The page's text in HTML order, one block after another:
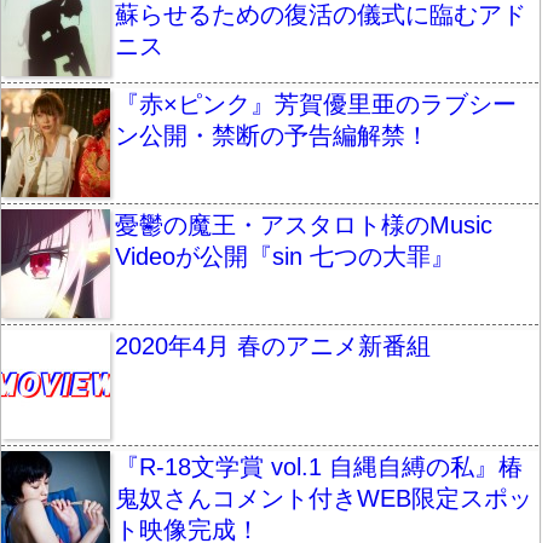
蘇らせるための復活の儀式に臨むアド
ニス
『赤×ピンク』芳賀優里亜のラブシー
ン公開・禁断の予告編解禁！
憂鬱の魔王・アスタロト様のMusic
Videoが公開『sin 七つの大罪』
2020年4月 春のアニメ新番組
『R-18文学賞 vol.1 自縄自縛の私』椿
鬼奴さんコメント付きWEB限定スポッ
ト映像完成！